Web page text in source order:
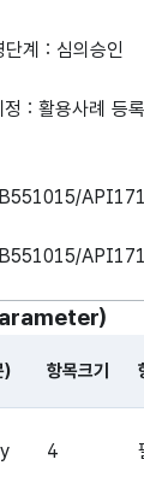
계 : 심의승인
: 활용사례 등
API171
) 항목크기
4